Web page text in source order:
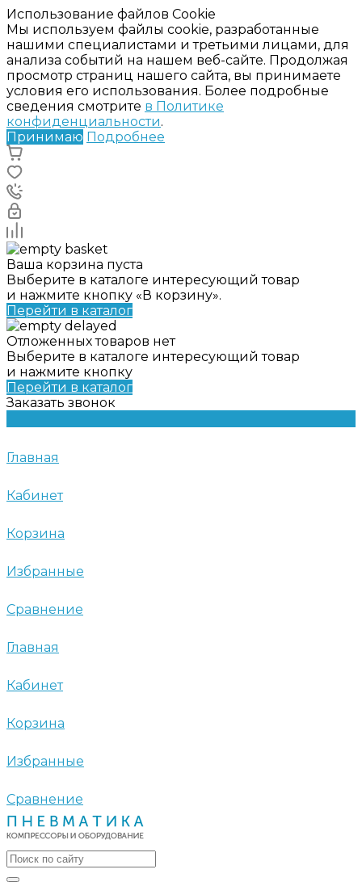
Использование файлов Cookie
Мы используем файлы cookie, разработанные
нашими специалистами и третьими лицами, для
анализа событий на нашем веб-сайте. Продолжая
просмотр страниц нашего сайта, вы принимаете
условия его использования. Более подробные
сведения смотрите в Политике
конфиденциальности.
Принимаю Подробнее
Ваша корзина пуста
Выберите в каталоге интересующий товар
и нажмите кнопку «В корзину».
Перейти в каталог
Отложенных товаров нет
Выберите в каталоге интересующий товар
и нажмите кнопку
Перейти в каталог
Заказать звонок
Главная
Кабинет
Корзина
Избранные
Сравнение
Главная
Кабинет
Корзина
Избранные
Сравнение